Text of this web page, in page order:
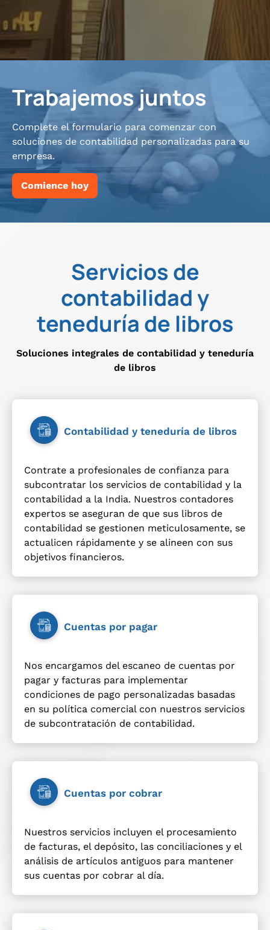
Trabajemos juntos
Complete el formulario para comenzar con
soluciones de contabilidad personalizadas para su
empresa.
Comience hoy
Servicios de
contabilidad y
teneduría de libros
Soluciones integrales de contabilidad y teneduría
de libros
Contabilidad y teneduría de libros
Contrate a profesionales de confianza para
subcontratar los servicios de contabilidad y la
contabilidad a la India. Nuestros contadores
expertos se aseguran de que sus libros de
contabilidad se gestionen meticulosamente, se
actualicen rápidamente y se alineen con sus
objetivos financieros.
Cuentas por pagar
Nos encargamos del escaneo de cuentas por
pagar y facturas para implementar
condiciones de pago personalizadas basadas
en su política comercial con nuestros servicios
de subcontratación de contabilidad.
Cuentas por cobrar
Nuestros servicios incluyen el procesamiento
de facturas, el depósito, las conciliaciones y el
análisis de artículos antiguos para mantener
sus cuentas por cobrar al día.